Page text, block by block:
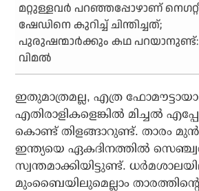
മറ്റുള്ളവര്‍ പറഞ്ഞപ്പോഴാണ്
ഷേഡിനെ കുറിച്ച് ചിന്തിച്ചത്;
പുരുഷന്മാര്‍ക്കും കഥ പറയാനുണ്ട്:
വിമല്‍
ഇതുമാത്രമല്ല, എത്ര
എതിരാളികളെങ്കില്‍ മിച്ചല്‍
കൊണ്ട് തിളങ്ങാറുണ്ട്. താരം
ഇന്ത്യയെ ഏകദിനത്തില്‍
സ്വന്തമാക്കിയിട്ടുണ്ട്.
മുംബൈയിലുമെല്ലാം